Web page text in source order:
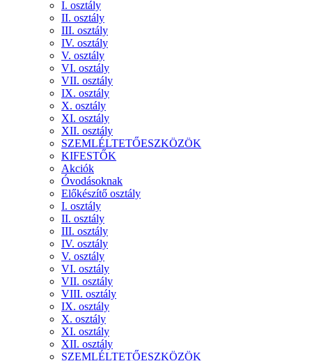
I. osztály
II. osztály
III. osztály
IV. osztály
V. osztály
VI. osztály
VII. osztály
IX. osztály
X. osztály
XI. osztály
XII. osztály
SZEMLÉLTETŐESZKÖZÖK
KIFESTŐK
Akciók
Óvodásoknak
Előkészítő osztály
I. osztály
II. osztály
III. osztály
IV. osztály
V. osztály
VI. osztály
VII. osztály
VIII. osztály
IX. osztály
X. osztály
XI. osztály
XII. osztály
SZEMLÉLTETŐESZKÖZÖK